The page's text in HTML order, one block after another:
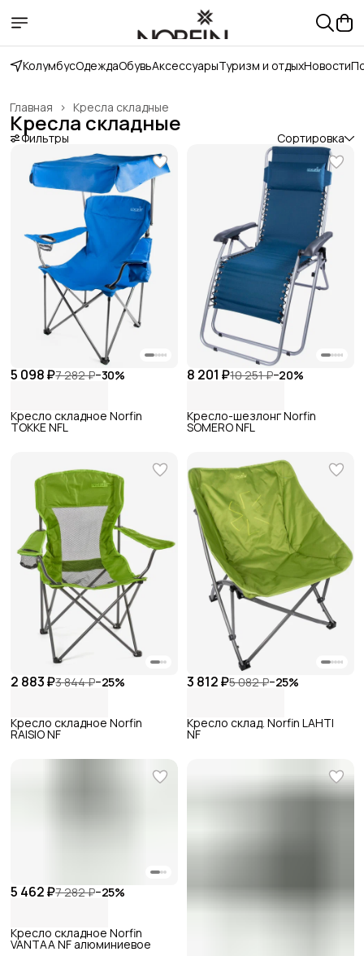
КолумбусОдеждаОбувьАксессуарыТуризм и отдыхНовости
Кресла складные
Главная ›
Кресла складные
Фильтры Сортировка
5 098 ₽7 282 ₽−30%
Кресло складное Norfin
TOKKE NFL
8 201 ₽10 251 ₽−20%
Кресло-шезлонг Norfin
SOMERO NFL
2 883 ₽3 844 ₽−25%
Кресло складное Norfin
RAISIO NF
3 812 ₽5 082 ₽−25%
Кресло склад. Norfin LAHTI
NF
5 462 ₽7 282 ₽−25%
Кресло складное Norfin
VANTAA NF алюминиевое